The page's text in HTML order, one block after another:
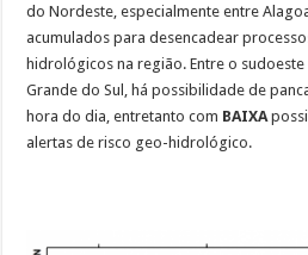
do Nordeste, especialmente entre
acumulados para desencadear
hidrológicos na região. Entre o
Grande do Sul, há possibilidade de
hora do dia, entretanto com BAIXA
alertas de risco geo-hidrológico.